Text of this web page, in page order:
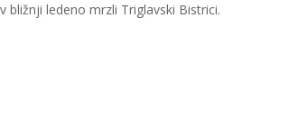
ledeno mrzli Triglavski Bistrici.